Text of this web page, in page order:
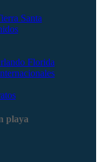
Santa
Florida
playa